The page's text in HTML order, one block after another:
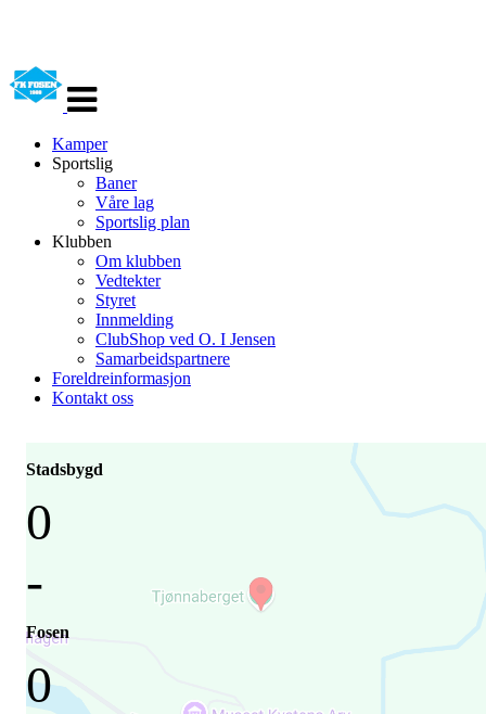
navigasjon
Kamper
Sportslig
Baner
Våre lag
Sportslig plan
Klubben
Om klubben
Vedtekter
Styret
Innmelding
ClubShop ved O. I Jensen
Samarbeidspartnere
Foreldreinformasjon
Kontakt oss
Stadsbygd
0
-
Fosen
0